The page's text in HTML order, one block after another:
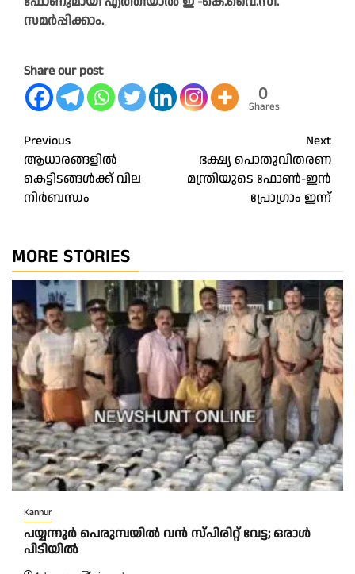
സമർപ്പിക്കാം.
Share our post
0
Shares
Post
navigation
Previous
ആധാരങ്ങളിൽ
കെട്ടിടങ്ങൾക്ക് വില
നിർബന്ധം
Next
ഭക്ഷ്യ പൊതുവിതരണ
മന്ത്രിയുടെ ഫോൺ-ഇൻ
പ്രോഗ്രാം ഇന്ന്
MORE STORIES
Kannur
പയ്യന്നൂർ പെരുമ്പയിൽ വൻ സ്‌പിരിറ്റ് വേട്ട; ഒരാൾ
പിടിയിൽ